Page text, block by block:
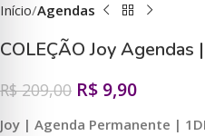
Início Agendas
COLEÇÃO Joy
R$209,00 R$ 9,90
Joy | Agenda Permanente |